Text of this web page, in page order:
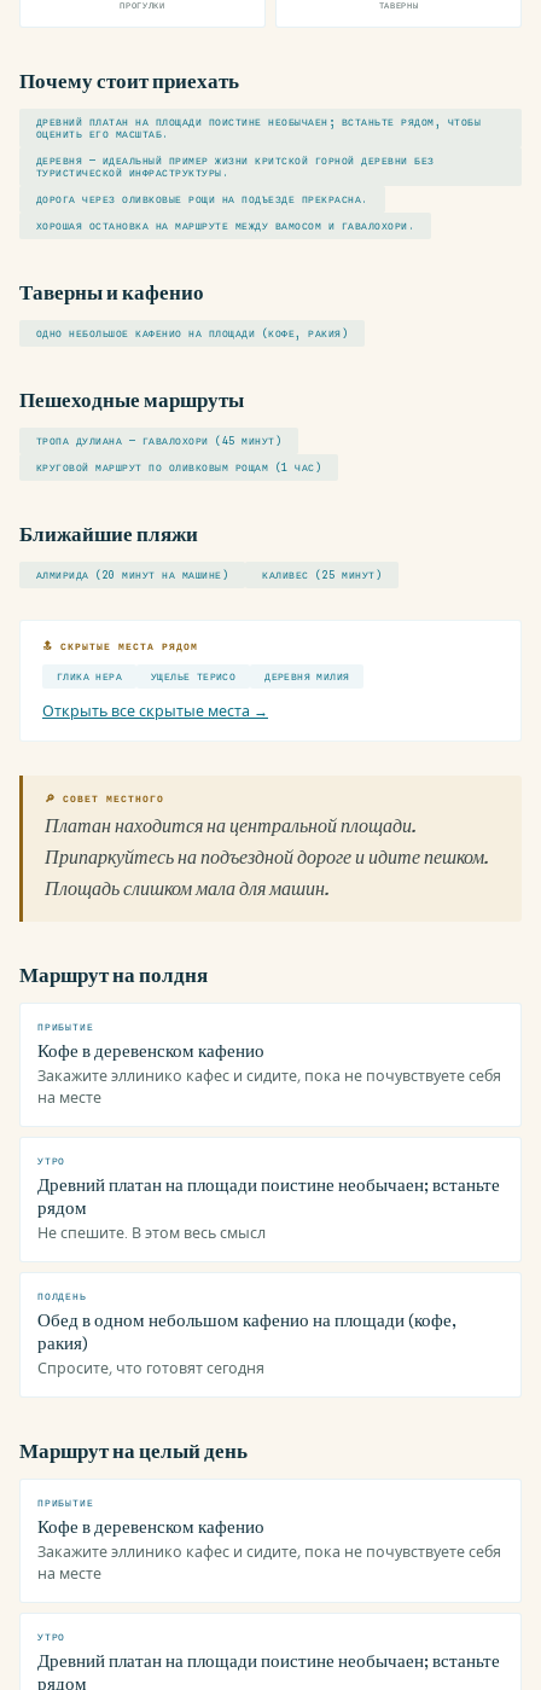
ПРОГУЛКИ ТАВЕРНЫ
Почему стоит приехать
ДРЕВНИЙ ПЛАТАН НА ПЛОЩАДИ ПОИСТИНЕ НЕОБЫЧАЕН; ВСТАНЬТЕ РЯДОМ, ЧТОБЫ
ОЦЕНИТЬ ЕГО МАСШТАБ.
ДЕРЕВНЯ — ИДЕАЛЬНЫЙ ПРИМЕР ЖИЗНИ КРИТСКОЙ ГОРНОЙ ДЕРЕВНИ БЕЗ
ТУРИСТИЧЕСКОЙ ИНФРАСТРУКТУРЫ.
ДОРОГА ЧЕРЕЗ ОЛИВКОВЫЕ РОЩИ НА ПОДЪЕЗДЕ ПРЕКРАСНА.
ХОРОШАЯ ОСТАНОВКА НА МАРШРУТЕ МЕЖДУ ВАМОСОМ И ГАВАЛОХОРИ.
Таверны и кафенио
ОДНО НЕБОЛЬШОЕ КАФЕНИО НА ПЛОЩАДИ (КОФЕ, РАКИЯ)
Пешеходные маршруты
ТРОПА ДУЛИАНА — ГАВАЛОХОРИ (45 МИНУТ)
КРУГОВОЙ МАРШРУТ ПО ОЛИВКОВЫМ РОЩАМ (1 ЧАС)
Ближайшие пляжи
АЛМИРИДА (20 МИНУТ НА МАШИНЕ) КАЛИВЕС (25 МИНУТ)
🔝 СКРЫТЫЕ МЕСТА РЯДОМ
ГЛИКА НЕРА УЩЕЛЬЕ ТЕРИСО ДЕРЕВНЯ МИЛИЯ
Открыть все скрытые места →
🔎 СОВЕТ МЕСТНОГО
Платан находится на центральной площади.
Припаркуйтесь на подъездной дороге и идите пешком.
Площадь слишком мала для машин.
Маршрут на полдня
ПРИБЫТИЕ
Кофе в деревенском кафенио
Закажите эллинико кафес и сидите, пока не почувствуете себя
на месте
УТРО
Древний платан на площади поистине необычаен; встаньте
рядом
Не спешите. В этом весь смысл
ПОЛДЕНЬ
Обед в одном небольшом кафенио на площади (кофе,
ракия)
Спросите, что готовят сегодня
Маршрут на целый день
ПРИБЫТИЕ
Кофе в деревенском кафенио
Закажите эллинико кафес и сидите, пока не почувствуете себя
на месте
УТРО
Древний платан на площади поистине необычаен; встаньте
рядом